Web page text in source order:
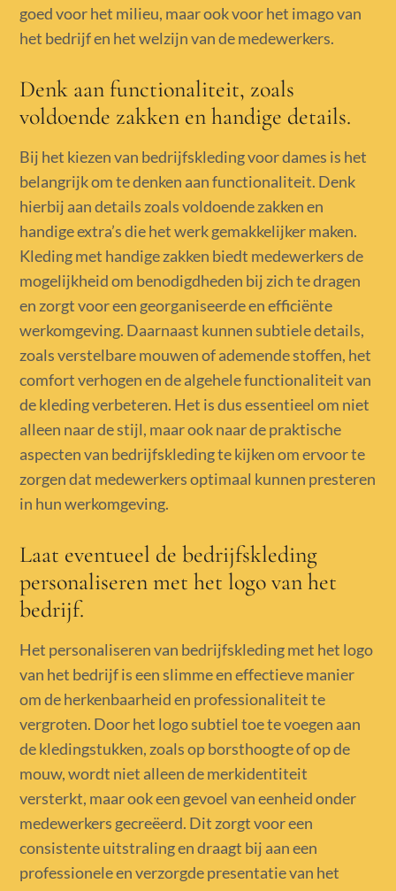
goed voor het milieu, maar ook voor het imago van
het bedrijf en het welzijn van de medewerkers.
Denk aan functionaliteit, zoals
voldoende zakken en handige details.
Bij het kiezen van bedrijfskleding voor dames is het
belangrijk om te denken aan functionaliteit. Denk
hierbij aan details zoals voldoende zakken en
handige extra’s die het werk gemakkelijker maken.
Kleding met handige zakken biedt medewerkers de
mogelijkheid om benodigdheden bij zich te dragen
en zorgt voor een georganiseerde en efficiënte
werkomgeving. Daarnaast kunnen subtiele details,
zoals verstelbare mouwen of ademende stoffen, het
comfort verhogen en de algehele functionaliteit van
de kleding verbeteren. Het is dus essentieel om niet
alleen naar de stijl, maar ook naar de praktische
aspecten van bedrijfskleding te kijken om ervoor te
zorgen dat medewerkers optimaal kunnen presteren
in hun werkomgeving.
Laat eventueel de bedrijfskleding
personaliseren met het logo van het
bedrijf.
Het personaliseren van bedrijfskleding met het logo
van het bedrijf is een slimme en effectieve manier
om de herkenbaarheid en professionaliteit te
vergroten. Door het logo subtiel toe te voegen aan
de kledingstukken, zoals op borsthoogte of op de
mouw, wordt niet alleen de merkidentiteit
versterkt, maar ook een gevoel van eenheid onder
medewerkers gecreëerd. Dit zorgt voor een
consistente uitstraling en draagt bij aan een
professionele en verzorgde presentatie van het